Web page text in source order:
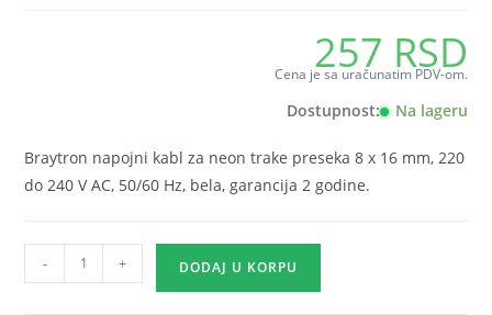
257 RSD
Cena je sa uračunatim PDV-om.
Dostupnost: Na lageru
Braytron napojni kabl za neon trake preseka 8 x 16 mm, 220
do 240 V AC, 50/60 Hz, bela, garancija 2 godine.
napojni
- + DODAJ U KORPU